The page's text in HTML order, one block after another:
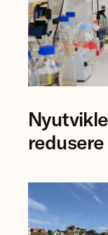
Anna
Karisdotter
Universitetet
i